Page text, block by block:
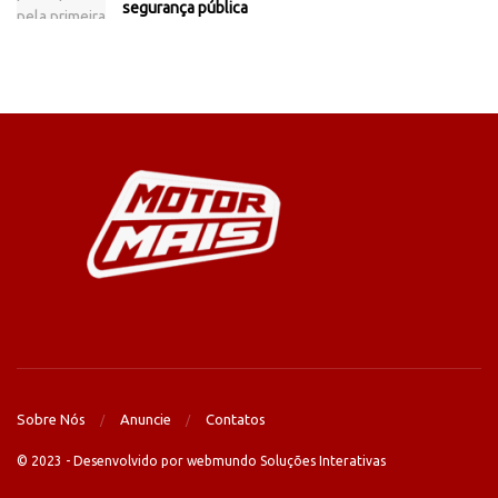
segurança pública
Sobre Nós Anuncie Contatos
© 2023 - Desenvolvido por webmundo Soluções Interativas